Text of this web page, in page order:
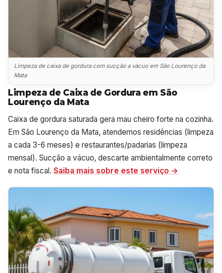
Limpeza de caixa de gordura com sucção a vácuo em São Lourenço da
Mata
Limpeza de Caixa de Gordura em São
Lourenço da Mata
Caixa de gordura saturada gera mau cheiro forte na cozinha.
Em São Lourenço da Mata, atendemos residências (limpeza
a cada 3-6 meses) e restaurantes/padarias (limpeza
mensal). Sucção a vácuo, descarte ambientalmente correto
e nota fiscal. Saiba mais sobre este serviço →